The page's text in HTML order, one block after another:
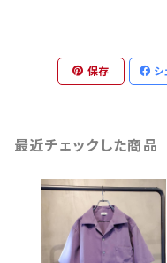
保存 シ
最近チェックした商品